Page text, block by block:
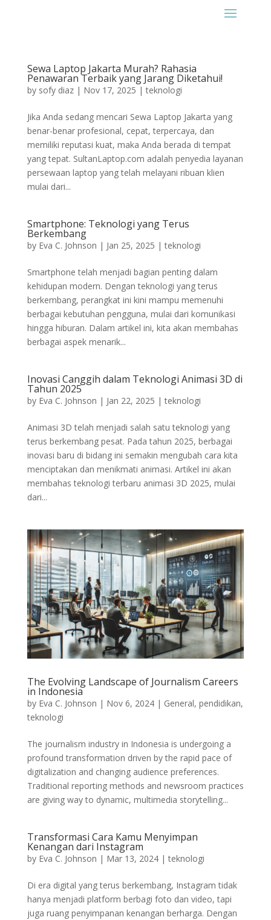
Sewa Laptop Jakarta Murah? Rahasia
Penawaran Terbaik yang Jarang Diketahui!
by sofy diaz| Nov 17, 2025 |teknologi
Jika Anda sedang mencari Sewa Laptop Jakarta yang
benar-benar profesional, cepat, terpercaya, dan
memiliki reputasi kuat, maka Anda berada di tempat
yang tepat. SultanLaptop.com adalah penyedia layanan
persewaan laptop yang telah melayani ribuan klien
mulai dari...
Smartphone: Teknologi yang Terus
Berkembang
by Eva C. Johnson | Jan 25, 2025 |teknologi
Smartphone telah menjadi bagian penting dalam
kehidupan modern. Dengan teknologi yang terus
berkembang, perangkat ini kini mampu memenuhi
berbagai kebutuhan pengguna, mulai dari komunikasi
hingga hiburan. Dalam artikel ini, kita akan membahas
berbagai aspek menarik...
Inovasi Canggih dalam Teknologi Animasi 3D di
Tahun 2025
by Eva C. Johnson | Jan 22, 2025 |teknologi
Animasi 3D telah menjadi salah satu teknologi yang
terus berkembang pesat. Pada tahun 2025, berbagai
inovasi baru di bidang ini semakin mengubah cara kita
menciptakan dan menikmati animasi. Artikel ini akan
membahas teknologi terbaru animasi 3D 2025, mulai
dari...
The Evolving Landscape of Journalism Careers
in Indonesia
by Eva C. Johnson | Nov 6, 2024| General, pendidikan,
teknologi
The journalism industry in Indonesia is undergoing a
profound transformation driven by the rapid pace of
digitalization and changing audience preferences.
Traditional reporting methods and newsroom practices
are giving way to dynamic, multimedia storytelling...
Transformasi Cara Kamu Menyimpan
Kenangan dari Instagram
by Eva C. Johnson | Mar 13, 2024|teknologi
Di era digital yang terus berkembang, Instagram tidak
hanya menjadi platform berbagi foto dan video, tapi
juga ruang penyimpanan kenangan berharga. Dengan